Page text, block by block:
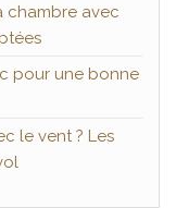
chambre avec
pour une bonne
le vent ? Les